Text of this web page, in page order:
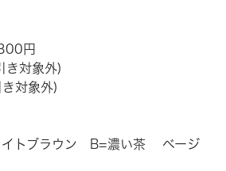
円
対象外)
対象外)
ウン B=濃い茶 ベージ